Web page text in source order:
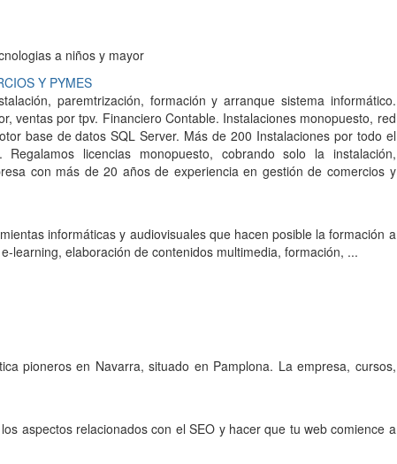
a niños y mayor
Y PYMES
paremtrización, formación y arranque sistema informático.
ventas por tpv. Financiero Contable. Instalaciones monopuesto, red
base de datos SQL Server. Más de 200 Instalaciones por todo el
licencias monopuesto, cobrando solo la instalación,
con más de 20 años de experiencia en gestión de comercios y
informáticas y audiovisuales que hacen posible la formación a
learning, elaboración de contenidos multimedia, formación, ...
pioneros en Navarra, situado en Pamplona. La empresa, cursos,
aspectos relacionados con el SEO y hacer que tu web comience a